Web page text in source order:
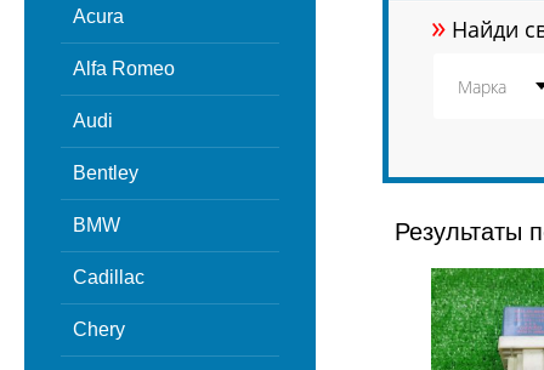
Acura
Alfa Romeo
Audi
Bentley
BMW
Cadillac
Chery
» Найди
Результаты